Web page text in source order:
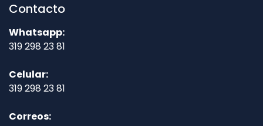
Contacto
Whatsapp:
319 298 23 81
Celular:
319 298 23 81
Correos: